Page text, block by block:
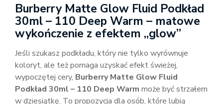
Burberry Matte Glow Fluid Podkład
30ml – 110 Deep Warm – matowe
wykończenie z efektem „glow”
Jeśli szukasz podkładu, który nie tylko wyrównuje
koloryt, ale też pomaga uzyskać efekt świeżej,
wypoczętej cery, Burberry Matte Glow Fluid
Podkład 30ml – 110 Deep Warm może być strzałem
w dziesiątkę. To propozycja dla osób, które lubią